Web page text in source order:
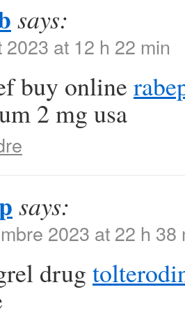
says:
2023 at 12 h 22 min
buy online
2 mg usa
says:
2023 at 22 h 38
drug